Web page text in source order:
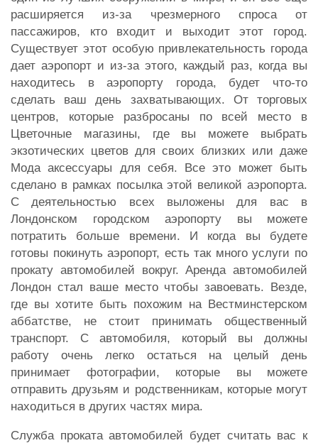
расширяется из-за чрезмерного спроса от
пассажиров, кто входит и выходит этот город.
Существует этот особую привлекательность города
дает аэропорт и из-за этого, каждый раз, когда вы
находитесь в аэропорту города, будет что-то
сделать ваш день захватывающих. От торговых
центров, которые разбросаны по всей место в
Цветочные магазины, где вы можете выбрать
экзотических цветов для своих близких или даже
Мода аксессуары для себя. Все это может быть
сделано в рамках посылка этой великой аэропорта.
С деятельностью всех выложены для вас в
Лондонском городском аэропорту вы можете
потратить больше времени. И когда вы будете
готовы покинуть аэропорт, есть так много услуги по
прокату автомобилей вокруг. Аренда автомобилей
Лондон стал ваше место чтобы завоевать. Везде,
где вы хотите быть похожим на Вестминстерском
аббатстве, не стоит принимать общественный
транспорт. С автомобиля, который вы должны
работу очень легко остаться на целый день
принимает фотографии, которые вы можете
отправить друзьям и родственникам, которые могут
находиться в других частях мира.
Служба проката автомобилей будет считать вас к